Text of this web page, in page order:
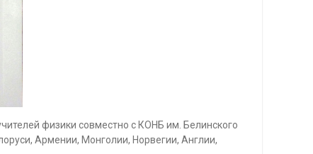
физики совместно с КОНБ им. Белинского
Армении, Монголии, Норвегии, Англии,